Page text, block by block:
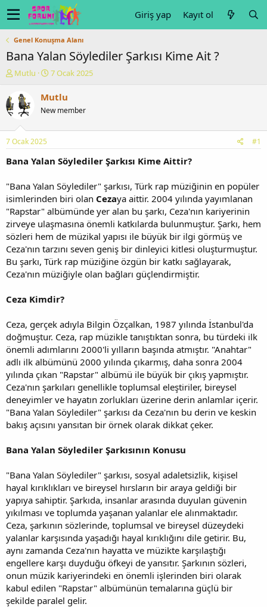
Giriş yap Kayıt ol
Genel Konuşma Alanı
Bana Yalan Söylediler Şarkısı Kime Ait ?
K
b
a
ş
t
a
n
Mutlu
B
ş
a
ç
r
i
h
i
7 Ocak 2025
Mutlu
New member
7 Ocak 2025 #1
Bana Yalan Söylediler Şarkısı Kime Aittir?
"Bana Yalan Söylediler" şarkısı, Türk rap müziğinin en popüler
isimlerinden biri olan Cezaya aittir. 2004 yılında yayımlanan
"Rapstar" albümünde yer alan bu şarkı, Ceza'nın kariyerinin
zirveye ulaşmasına önemli katkılarda bulunmuştur. Şarkı, hem
sözleri hem de müzikal yapısı ile büyük bir ilgi görmüş ve
Ceza'nın tarzını seven geniş bir dinleyici kitlesi oluşturmuştur.
Bu şarkı, Türk rap müziğine özgün bir katkı sağlayarak,
Ceza'nın müziğiyle olan bağları güçlendirmiştir.
Ceza Kimdir?
Ceza, gerçek adıyla Bilgin Özçalkan, 1987 yılında İstanbul'da
doğmuştur. Ceza, rap müzikle tanıştıktan sonra, bu türdeki ilk
önemli adımlarını 2000'li yılların başında atmıştır. "Anahtar"
adlı ilk albümünü 2000 yılında çıkarmış, daha sonra 2004
yılında çıkan "Rapstar" albümü ile büyük bir çıkış yapmıştır.
Ceza'nın şarkıları genellikle toplumsal eleştiriler, bireysel
deneyimler ve hayatın zorlukları üzerine derin anlamlar içerir.
"Bana Yalan Söylediler" şarkısı da Ceza'nın bu derin ve keskin
bakış açısını yansıtan bir örnek olarak dikkat çeker.
Bana Yalan Söylediler Şarkısının Konusu
"Bana Yalan Söylediler" şarkısı, sosyal adaletsizlik, kişisel
hayal kırıklıkları ve bireysel hırsların bir araya geldiği bir
yapıya sahiptir. Şarkıda, insanlar arasında duyulan güvenin
yıkılması ve toplumda yaşanan yalanlar ele alınmaktadır.
Ceza, şarkının sözlerinde, toplumsal ve bireysel düzeydeki
yalanlar karşısında yaşadığı hayal kırıklığını dile getirir. Bu,
aynı zamanda Ceza'nın hayatta ve müzikte karşılaştığı
engellere karşı duyduğu öfkeyi de yansıtır. Şarkının sözleri,
onun müzik kariyerindeki en önemli işlerinden biri olarak
kabul edilen "Rapstar" albümünün temalarına güçlü bir
şekilde paralel gelir.